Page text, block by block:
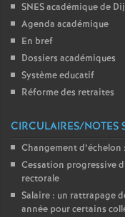
SNES académique de
Agenda académique
En bref
Dossiers académiques
Système educatif
Réforme des retraites
CIRCULAIRES/NOTES
Changement
Cessation progressive
rectorale
Salaire : un rattrapage
année pour certains